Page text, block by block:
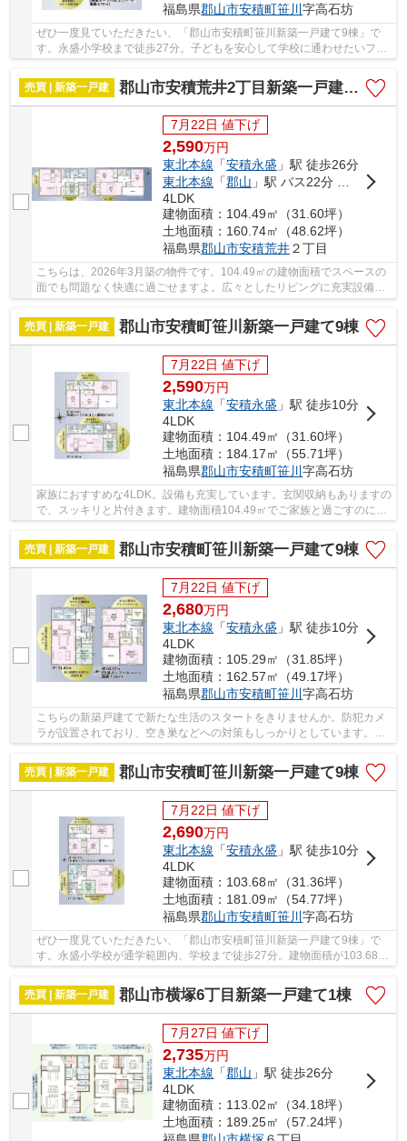
福島県郡山市安積町笹川字高石坊
ぜひ一度見ていただきたい、「郡山市安積町笹川新築一戸建て9棟」で
す。永盛小学校まで徒歩27分。子どもを安心して学校に通わせたいファ
ミリーにおすすめです。駅まで徒歩10分の物件で...
売買 | 新築一戸建
郡山市安積荒井2丁目新築一戸建て2棟
7月22日 値下げ
2,590万円
東北本線 「安積永盛 」駅 徒歩26分
東北本線 「郡山 」駅 バス22分 「ビッグパレット入口」 停歩11分
4LDK
建物面積：104.49㎡（31.60坪）
土地面積：160.74㎡（48.62坪）
福島県郡山市安積荒井２丁目
こちらは、2026年3月築の物件です。104.49㎡の建物面積でスペースの
面でも問題なく快適に過ごせますよ。広々としたリビングに充実設備の
キッチンを備えた4LDK。東北本線安積永盛付近で...
売買 | 新築一戸建
郡山市安積町笹川新築一戸建て9棟
7月22日 値下げ
2,590万円
東北本線 「安積永盛 」駅 徒歩10分
4LDK
建物面積：104.49㎡（31.60坪）
土地面積：184.17㎡（55.71坪）
福島県郡山市安積町笹川字高石坊
家族におすすめな4LDK。設備も充実しています。玄関収納もありますの
で、スッキリと片付きます。建物面積104.49㎡でご家族と過ごすのにも
売買 | 新築一戸建
郡山市安積町笹川新築一戸建て9棟
7月22日 値下げ
2,680万円
東北本線 「安積永盛 」駅 徒歩10分
4LDK
建物面積：105.29㎡（31.85坪）
土地面積：162.57㎡（49.17坪）
福島県郡山市安積町笹川字高石坊
こちらの新築戸建てで新たな生活のスタートをきりませんか。防犯カメ
ラが設置されており、空き巣などへの対策もしっかりとしています。駅
売買 | 新築一戸建
郡山市安積町笹川新築一戸建て9棟
7月22日 値下げ
2,690万円
東北本線 「安積永盛 」駅 徒歩10分
4LDK
建物面積：103.68㎡（31.36坪）
土地面積：181.09㎡（54.77坪）
福島県郡山市安積町笹川字高石坊
ぜひ一度見ていただきたい、「郡山市安積町笹川新築一戸建て9棟」で
す。永盛小学校が通学範囲内、学校まで徒歩27分。建物面積が103.68㎡
売買 | 新築一戸建
郡山市横塚6丁目新築一戸建て1棟
7月27日 値下げ
2,735万円
東北本線 「郡山 」駅 徒歩26分
4LDK
建物面積：113.02㎡（34.18坪）
土地面積：189.25㎡（57.24坪）